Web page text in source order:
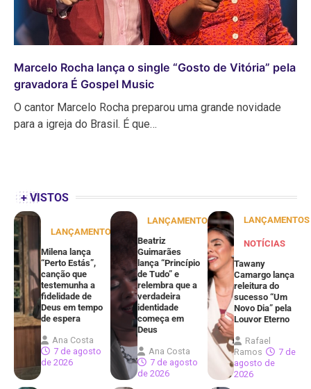
Marcelo Rocha lança o single “Gosto de Vitória” pela
gravadora É Gospel Music
O cantor Marcelo Rocha preparou uma grande novidade
para a igreja do Brasil. É que…
+ VISTOS
LANÇAMENTOS
Milena lança
“Perto Estás”,
canção que
testemunha a
fidelidade de
Deus em tempo
de espera
Ana Costa
7 de agosto
de 2026
LANÇAMENTOS
Beatriz
Guimarães
lança “Princípio
de Tudo” e
relembra que a
verdadeira
identidade
começa em
Deus
Ana Costa
7 de agosto
de 2026
LANÇAMENTOS
NOTÍCIAS
Tawany
Camargo lança
releitura do
sucesso “Um
Novo Dia” pela
Louvor Eterno
Rafael
Ramos
7 de
agosto de
2026